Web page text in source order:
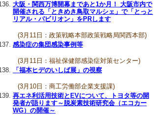
大阪・関西万博開幕まであと1か月！ 大阪市内で
開催される「ときめき鳥取マルシェ」で「とっと
リアル・パビリオン」をPRします
(3月11日：政策戦略本部政策戦略局関西本部)
感染症の集団感染事例等
(3月11日：福祉保健部感染症対策センター)
「福本ヒデのいしば展」の視察
(3月10日：商工労働部企業支援課)
再エネ利活用技術とEVについて、トヨタ等の開
発者が語ります～脱炭素技術研究会（エコカー
WG）の開催～